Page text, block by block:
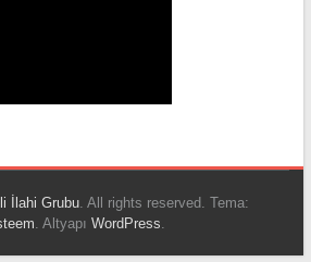
İlahi Grubu. All rights reserved. Tema:
. Altyapı WordPress.